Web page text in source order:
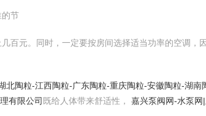
的节
百元。同时，一定要按房间选择适当功率的空调，
北陶粒-江西陶粒-广东陶粒-重庆陶粒-安徽陶粒-湖南
有限公司 既给人体带来舒适性， 嘉兴泵阀网-水泵网